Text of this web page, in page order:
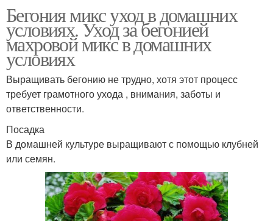
Бегония микс уход в домашних
условиях. Уход за бегонией
махровой микс в домашних
условиях
Выращивать бегонию не трудно, хотя этот процесс
требует грамотного ухода , внимания, заботы и
ответственности.
Посадка
В домашней культуре выращивают с помощью клубней
или семян.